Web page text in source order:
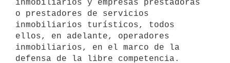
inmobiliarios y empresas prestadoras
o prestadores de servicios
inmobiliarios turísticos, todos
ellos, en adelante, operadores
inmobiliarios, en el marco de la